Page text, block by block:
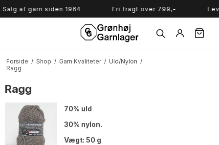
garn siden 1964 Fri fragt over 799,- Levering
Forside / Shop / Garn Kvaliteter / Uld/Nylon /
Ragg
Ragg
70% uld
30% nylon.
Vægt: 50 g